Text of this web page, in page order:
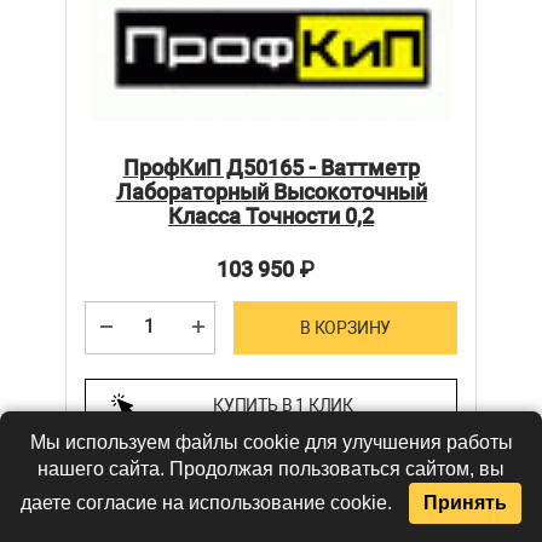
ПрофКиП Д50165 - Ваттметр
Лабораторный Высокоточный
Класса Точности 0,2
103 950₽
В КОРЗИНУ
КУПИТЬ В 1 КЛИК
В наличии
Мы используем файлы cookie для улучшения работы
нашего сайта. Продолжая пользоваться сайтом, вы
даете согласие на использование cookie.
Принять